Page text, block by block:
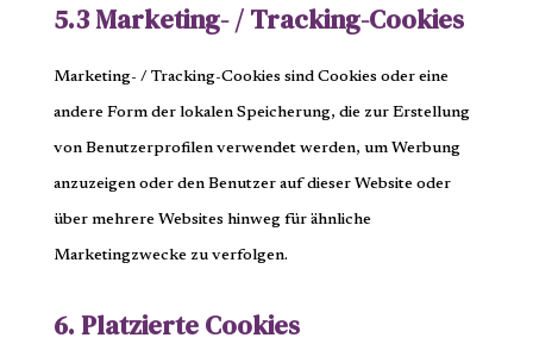
5.3 Marketing- / Tracking-Cookies
Marketing- / Tracking-Cookies sind Cookies oder eine
andere Form der lokalen Speicherung, die zur Erstellung
von Benutzerprofilen verwendet werden, um Werbung
anzuzeigen oder den Benutzer auf dieser Website oder
über mehrere Websites hinweg für ähnliche
Marketingzwecke zu verfolgen.
6. Platzierte Cookies